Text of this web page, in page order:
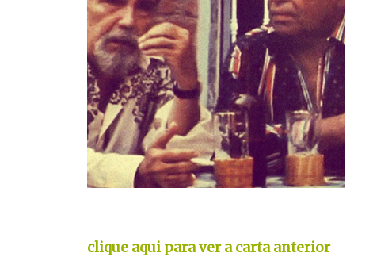
clique aqui para ver a carta anterior